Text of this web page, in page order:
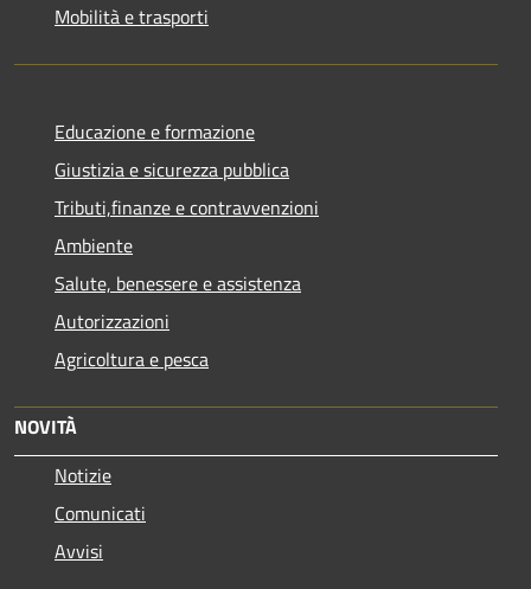
Mobilità e trasporti
Educazione e formazione
Giustizia e sicurezza pubblica
Tributi,finanze e contravvenzioni
Ambiente
Salute, benessere e assistenza
Autorizzazioni
Agricoltura e pesca
NOVITÀ
Notizie
Comunicati
Avvisi